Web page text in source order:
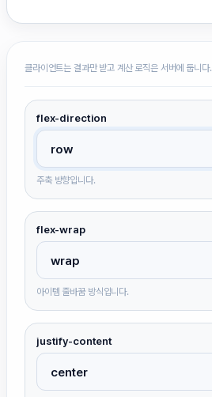
클라이언트는 결과만 받고 계산 로직은 서버에 둡니다.
flex-direction
주축 방향입니다.
flex-wrap
아이템 줄바꿈 방식입니다.
justify-content